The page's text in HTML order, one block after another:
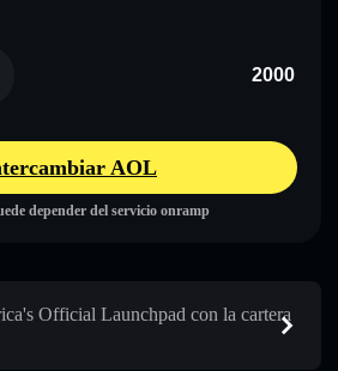
AOL
depender del servicio onramp
Official Launchpad con la cartera